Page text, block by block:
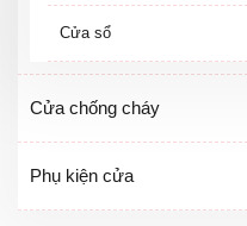
Cửa sổ
Cửa chống cháy
Phụ kiện cửa